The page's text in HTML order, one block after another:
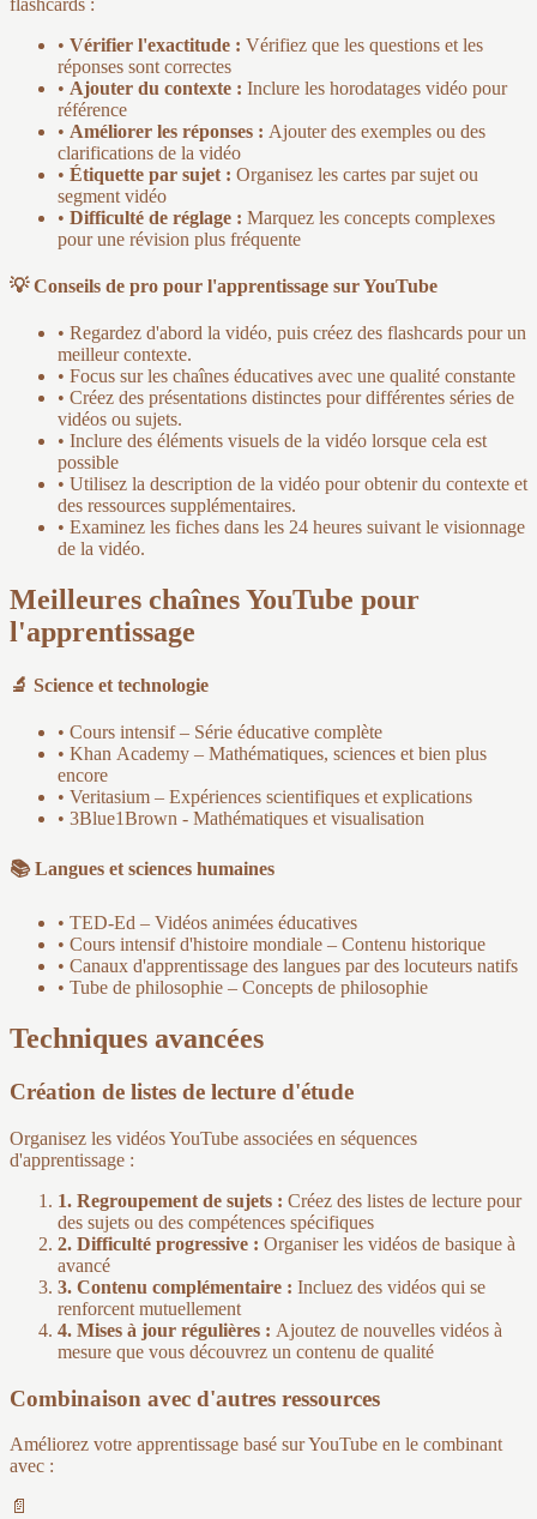
• Vérifier l'exactitude : Vérifiez que les questions et les
réponses sont correctes
• Ajouter du contexte : Inclure les horodatages vidéo pour
référence
• Améliorer les réponses : Ajouter des exemples ou des
clarifications de la vidéo
• Étiquette par sujet : Organisez les cartes par sujet ou
segment vidéo
• Difficulté de réglage : Marquez les concepts complexes
pour une révision plus fréquente
💡 Conseils de pro pour l'apprentissage sur YouTube
• Regardez d'abord la vidéo, puis créez des flashcards pour un
meilleur contexte.
• Focus sur les chaînes éducatives avec une qualité constante
• Créez des présentations distinctes pour différentes séries de
vidéos ou sujets.
• Inclure des éléments visuels de la vidéo lorsque cela est
possible
• Utilisez la description de la vidéo pour obtenir du contexte et
des ressources supplémentaires.
• Examinez les fiches dans les 24 heures suivant le visionnage
de la vidéo.
Meilleures chaînes YouTube pour
l'apprentissage
🔬 Science et technologie
• Cours intensif – Série éducative complète
• Khan Academy – Mathématiques, sciences et bien plus
encore
• Veritasium – Expériences scientifiques et explications
• 3Blue1Brown - Mathématiques et visualisation
📚 Langues et sciences humaines
• TED-Ed – Vidéos animées éducatives
• Cours intensif d'histoire mondiale – Contenu historique
• Canaux d'apprentissage des langues par des locuteurs natifs
• Tube de philosophie – Concepts de philosophie
Techniques avancées
Création de listes de lecture d'étude
Organisez les vidéos YouTube associées en séquences
d'apprentissage :
1. Regroupement de sujets : Créez des listes de lecture pour
des sujets ou des compétences spécifiques
2. Difficulté progressive : Organiser les vidéos de basique à
avancé
3. Contenu complémentaire : Incluez des vidéos qui se
renforcent mutuellement
4. Mises à jour régulières : Ajoutez de nouvelles vidéos à
mesure que vous découvrez un contenu de qualité
Combinaison avec d'autres ressources
Améliorez votre apprentissage basé sur YouTube en le combinant
avec :
📄